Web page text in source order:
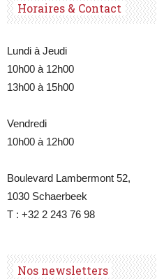
Horaires & Contact
Lundi à Jeudi
10h00 à 12h00
13h00 à 15h00
Vendredi
10h00 à 12h00
Boulevard Lambermont 52,
1030 Schaerbeek
T : +32 2 243 76 98
Nos newsletters